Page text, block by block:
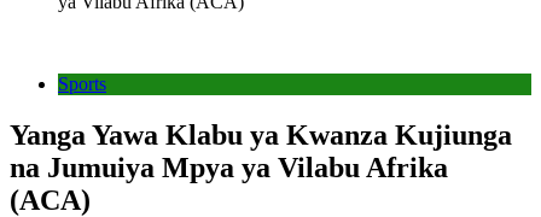
Sports
Yanga Yawa Klabu ya Kwanza Kujiunga
na Jumuiya Mpya ya Vilabu Afrika
(ACA)